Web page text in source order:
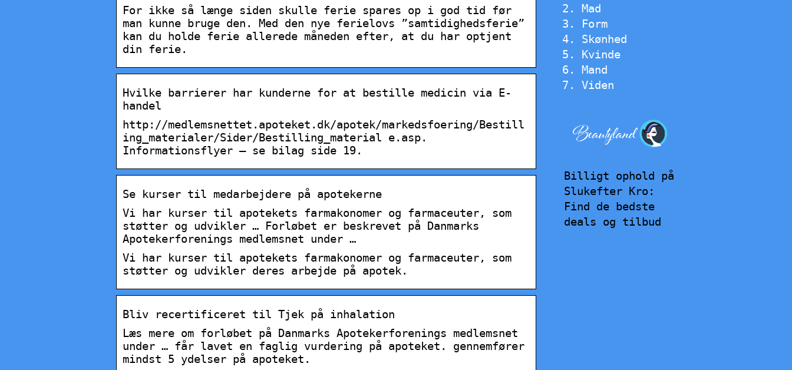
For ikke så længe siden skulle ferie spares op i god tid før
man kunne bruge den. Med den nye ferielovs ”samtidighedsferie”
kan du holde ferie allerede måneden efter, at du har optjent
din ferie.
Hvilke barrierer har kunderne for at bestille medicin via E-
handel
http://medlemsnettet.apoteket.dk/apotek/markedsfoering/Bestill
ing_materialer/Sider/Bestilling_material e.asp.
Informationsflyer – se bilag side 19.
Se kurser til medarbejdere på apotekerne
Vi har kurser til apotekets farmakonomer og farmaceuter, som
støtter og udvikler … Forløbet er beskrevet på Danmarks
Apotekerforenings medlemsnet under …
Vi har kurser til apotekets farmakonomer og farmaceuter, som
støtter og udvikler deres arbejde på apotek.
Bliv recertificeret til Tjek på inhalation
Læs mere om forløbet på Danmarks Apotekerforenings medlemsnet
under … får lavet en faglig vurdering på apoteket. gennemfører
mindst 5 ydelser på apoteket.
Mad
Form
Skønhed
Kvinde
Mand
Viden
Billigt ophold på
Slukefter Kro:
Find de bedste
deals og tilbud